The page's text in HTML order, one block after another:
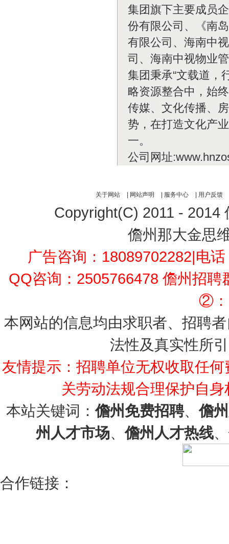
集团旗下主要成员
份有限公司、《南
有限公司、海南中
司、海南中视物业
集团秉承“文载道，
略资源整合中，始
传媒、文化传播、
势，在打造文化产
一。
公司网址
关于网站 网站声明 服务中心 用户反馈
Copyright(C) 2011 - 2014
儋州那大金思
广告咨询：18089702282|电
QQ咨询：2505766478 儋州招
②：
本网站的信息均由求职者、招聘
法性及真实性所
友情提示：招聘单位无权收取任
关劳动法规合理保护自
本站关键词：儋州免费招聘、儋
州人才市场、儋州人才热线、
合作链接：